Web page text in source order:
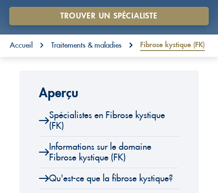
TROUVER UN SPÉCIALISTE
You are here:
Accueil Traitements & maladies Fibrose kystique (FK)
Aperçu
Spécialistes en Fibrose kystique
(FK)
Informations sur le domaine
Fibrose kystique (FK)
Qu'est-ce que la fibrose kystique?